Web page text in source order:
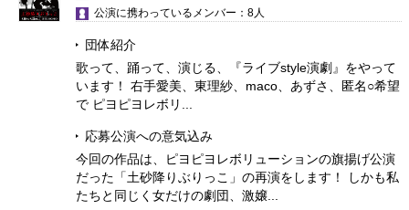
公演に携わっているメンバー：8人
団体紹介
歌って、踊って、演じる、『ライブstyle演劇』をやって
います！ 右手愛美、東理紗、maco、あずさ、匿名○希望
で ピヨピヨレボリ...
応募公演への意気込み
今回の作品は、ピヨピヨレボリューションの旗揚げ公演
だった「土砂降りぶりっこ」の再演をします！ しかも私
たちと同じく女だけの劇団、激嬢...